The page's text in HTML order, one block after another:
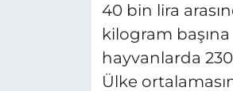
40 bin lira
kilogram
hayvanlarda
Ülke